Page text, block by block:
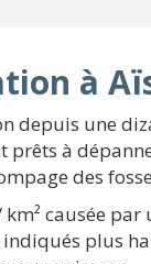
à
depuis une
prêts à
des
causée
plus